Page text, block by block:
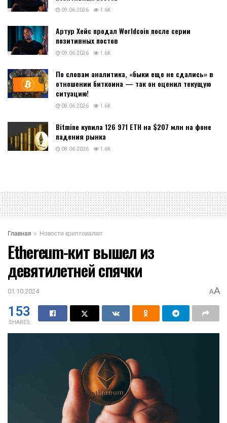
09.06.2026 1.6K
Артур Хейс продал Worldcoin после серии
позитивных постов
09.06.2026 1.6K
По словам аналитика, «быки еще не сдались» в
отношении биткоина — так он оценил текущую
ситуацию!
08.06.2026 1.6K
Bitmine купила 126 971 ETH на $207 млн на фоне
падения рынка
08.06.2026 1.6K
Главная Новости криптовалют
Ethereum-кит вышел из
девятилетней спячки
01.10.2024 AA
153
SHARES